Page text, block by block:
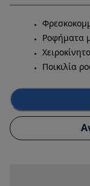
Ροφήματα
Ποικιλία